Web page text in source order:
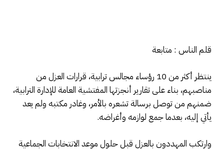
قلم الناس : متابعة
ينتظر أكثر من 10 رؤساء مجالس ترابية، قرارات العزل من
مناصبهم، بناء على تقارير أنجزتها المفتشية العامة للإدارة الترابية،
ضمنهم من توصل برسالة تشعره بالأمر، وغادر مكتبه ولم يعد
يأتي إليه، بعدما جمع لوازمه وأغراضه.
وارتكب المهددون بالعزل قبل حلول موعد الانتخابات الجماعية